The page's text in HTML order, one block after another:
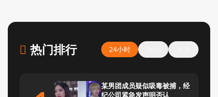
热门排行 24小时
某男团成员疑似吸毒被捕，经
纪公司紧急发声明否认